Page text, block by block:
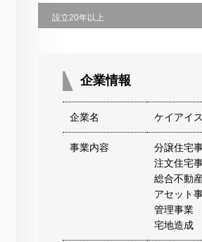
設立20年以上
企業情報
企業名 ケイアイ
事業内容
分譲住宅
注文住宅
総合不動
アセット
管理事業
宅地造成